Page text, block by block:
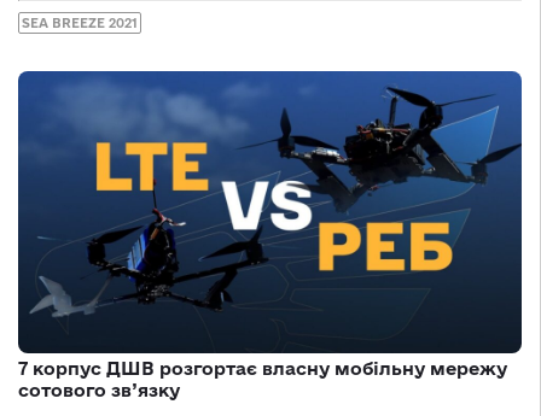
SEA BREEZE 2021
7 корпус ДШВ розгортає власну мобільну мережу
сотового зв’язку